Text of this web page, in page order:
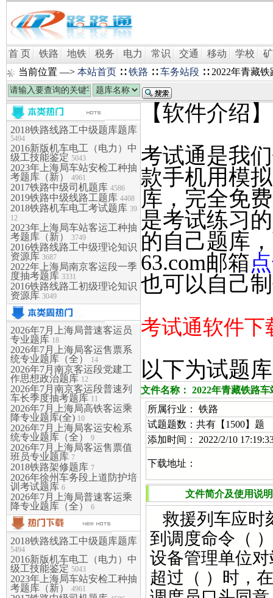
首 页 铁路 地铁 税务 电力 常识 交通 移动 学校
当前位置 —> 本站首页 ∷铁路 ∷车务站段 ∷ 2022年青藏
2018铁路线路工中级题库题库
5494
2016新版机车电工（电力）中
级工技能鉴定 5043
2023年上海局车站安检工种抽
考题库（新）
4961
2017铁路中级司机题库 4586
2019铁路中级线路工题库 4408
2018铁路机车电工考试题库 39
12
2023年上海局车站客运工种抽
考题库（新）
3749
2016铁路线路工中级理论知识
资源库 3687
2022年上海局南京客运段一季
度抽考题库 3331
2016铁路线路工初级理论知识
资源库 3049
2026年7月上海局普速客运员
专业题库 18
2026年7月上海局客运售票系
统专业题库（全）
14
2026年7月南京客运段党建工
作思想政治题库 12
2026年7月南京客运段普速列
车长季度抽考题库 11
2026年7月上海局高铁客运乘
降专业题库(全) 10
2026年7月上海局客运安检系
统专业题库（全）
9
2026年7月上海局客运售票值
班员专业题库 7
2018铁路架修题库 7
2026年徐州车务段上道防护培
训考试题库 6
2026年7月上海局普速客运乘
降专业题库（全）
6
2018铁路线路工中级题库题库
5494
2016新版机车电工（电力）中
级工技能鉴定 5043
2023年上海局车站安检工种抽
考题库（新）
4961
【软件介绍】
考试通是我
款手机用模
库，完全免
是考试练习
的自己题库
63.com邮箱
也可以自己
考试通软件下
以下为试题
文件名称： 2022年青藏铁路
所属行业： 铁路
试题题数：共有【1500】题
添加时间： 2022/2/10
下载地址：
文件简介及使用说明
救援列车应时
到调度命令（
设备管理单位
超过（ ）时，